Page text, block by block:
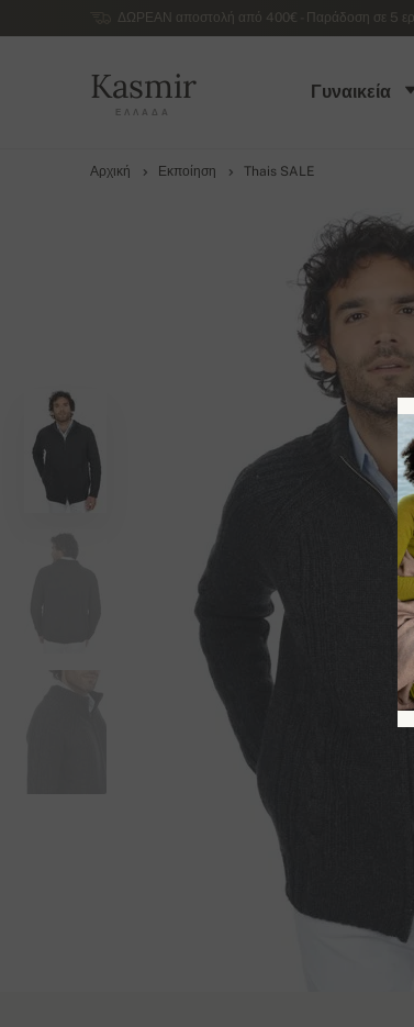
ΔΩΡΕΑΝ αποστολή από 400€ - Παράδοση σε 5
Kasmir
ΕΛΛΆΔΑ
Γυναικεία
Αρχική Εκποίηση Thais SALE